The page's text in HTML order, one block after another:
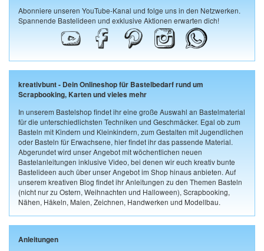
Abonniere unseren YouTube-Kanal und folge uns in den Netzwerken.
Spannende Bastelideen und exklusive Aktionen erwarten dich!
kreativbunt - Dein Onlineshop für Bastelbedarf rund um
Scrapbooking, Karten und vieles mehr
In unserem Bastelshop findet ihr eine große Auswahl an Bastelmaterial
für die unterschiedlichsten Techniken und Geschmäcker. Egal ob zum
Basteln mit Kindern und Kleinkindern, zum Gestalten mit Jugendlichen
oder Basteln für Erwachsene, hier findet ihr das passende Material.
Abgerundet wird unser Angebot mit wöchentlichen neuen
Bastelanleitungen inklusive Video, bei denen wir euch kreativ bunte
Bastelideen auch über unser Angebot im Shop hinaus anbieten. Auf
unserem kreativen Blog findet ihr Anleitungen zu den Themen Basteln
(nicht nur zu Ostern, Weihnachten und Halloween), Scrapbooking,
Nähen, Häkeln, Malen, Zeichnen, Handwerken und Modellbau.
Anleitungen